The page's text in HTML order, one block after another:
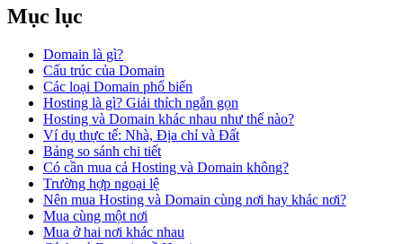
Mục lục
Domain là gì?
Cấu trúc của Domain
Các loại Domain phổ biến
Hosting là gì? Giải thích ngắn gọn
Hosting và Domain khác nhau như thế nào?
Ví dụ thực tế: Nhà, Địa chỉ và Đất
Bảng so sánh chi tiết
Có cần mua cả Hosting và Domain không?
Trường hợp ngoại lệ
Nên mua Hosting và Domain cùng nơi hay khác nơi?
Mua cùng một nơi
Mua ở hai nơi khác nhau